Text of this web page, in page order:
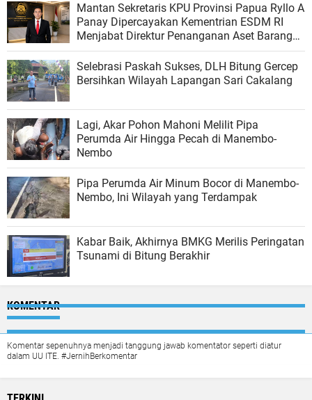
Mantan Sekretaris KPU Provinsi Papua Ryllo A
Panay Dipercayakan Kementrian ESDM RI
Menjabat Direktur Penanganan Aset Barang
Bukti
Selebrasi Paskah Sukses, DLH Bitung Gercep
Bersihkan Wilayah Lapangan Sari Cakalang
Lagi, Akar Pohon Mahoni Melilit Pipa
Perumda Air Hingga Pecah di Manembo-
Nembo
Pipa Perumda Air Minum Bocor di Manembo-
Nembo, Ini Wilayah yang Terdampak
Kabar Baik, Akhirnya BMKG Merilis Peringatan
Tsunami di Bitung Berakhir
KOMENTAR
Komentar sepenuhnya menjadi tanggung jawab komentator seperti diatur
dalam UU ITE. #JernihBerkomentar